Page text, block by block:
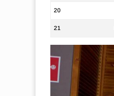
20
21